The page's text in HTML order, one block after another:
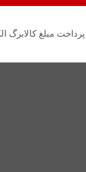
مبلغ کالابرگ